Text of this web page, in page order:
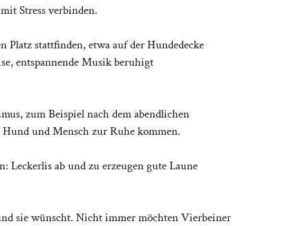
Stress verbinden.
Platz stattfinden, etwa auf der Hundedecke
entspannende Musik beruhigt
zum Beispiel nach dem abendlichen
und Mensch zur Ruhe kommen.
Leckerlis ab und zu erzeugen gute Laune
sie wünscht. Nicht immer möchten Vierbeiner